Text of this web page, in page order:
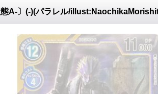
A-〕(-)(パラレル/